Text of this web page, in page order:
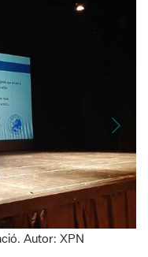
Autor: XPN
privats, es van reunir